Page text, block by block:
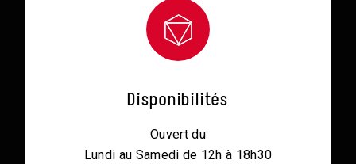
Disponibilités
Ouvert du
Lundi au Samedi de 12h à 18h30